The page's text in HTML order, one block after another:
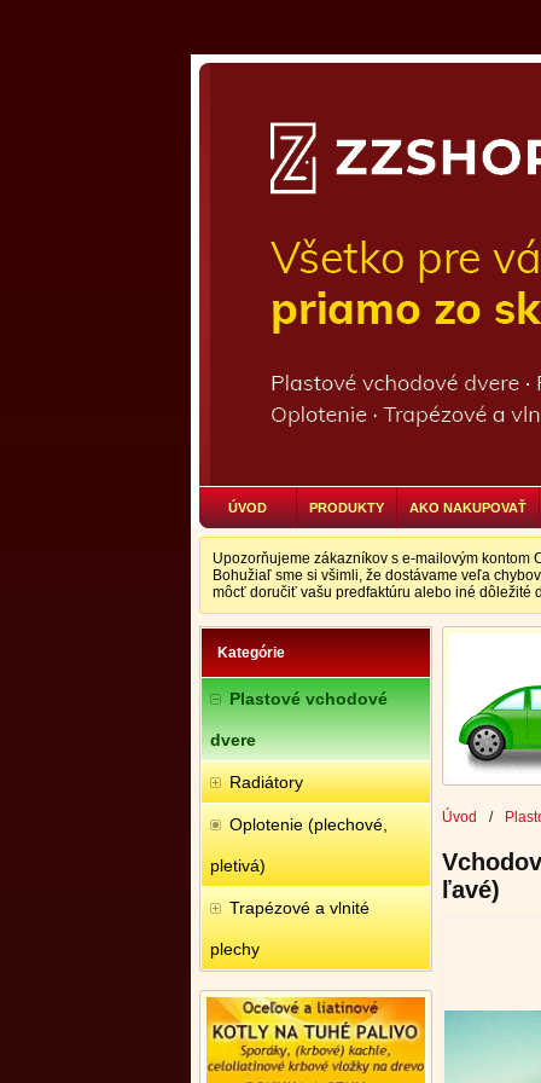
ÚVOD PRODUKTY AKO NAKUPOVAŤ
Upozorňujeme zákazníkov s e-mailovým
Bohužiaľ sme si všimli, že dostávame veľa
môcť doručiť vašu predfaktúru alebo iné dôležité
Kategórie
Plastové vchodové
dvere
Radiátory
Oplotenie (plechové,
pletivá)
Trapézové a vlnité
plechy
Úvod /
ľavé)